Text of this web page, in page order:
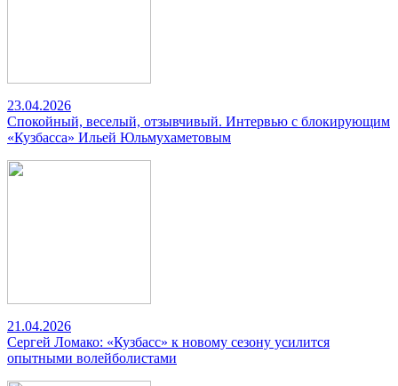
23.04.2026
Спокойный, веселый, отзывчивый. Интервью с блокирующим
«Кузбасса» Ильей Юльмухаметовым
21.04.2026
Сергей Ломако: «Кузбасс» к новому сезону усилится
опытными волейболистами